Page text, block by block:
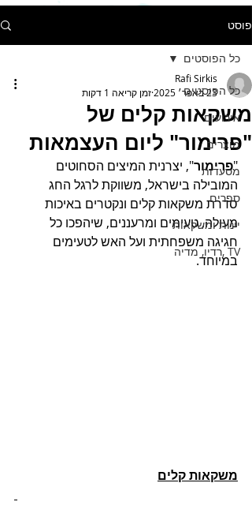
פוסט
כל הפוסטים
אירועים
מוצרים
מסעדות
ספרים
יינות ומשקאות
TV ,רדיו, מדיה
כל הפוסטים
משקאות קלים של
"פרימור" ליום העצמאות
Rafi Sirkis
23 באפר׳ 2025
זמן קריאה 1 דקות
"פרימור", יצרנית המיצים הסחוטים
המובילה בישראל, משווקת לרגל החג
סדרת משקאות קלים ונקטרים באיכות
מעולה, טעימים ומרעננים, שיהפכו כל
חגיגה משפחתית ועל האש לטעימים
במיוחד.
משקאות קלים